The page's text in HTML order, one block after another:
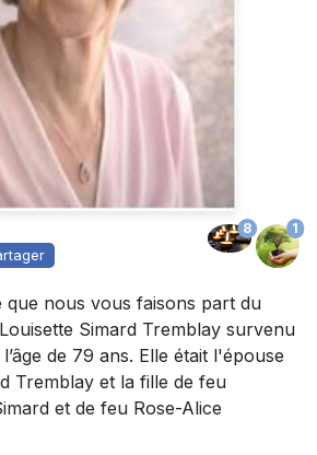
8 1
que nous vous faisons part du
Simard Tremblay survenu
de 79 ans. Elle était l'épouse
Tremblay et la fille de feu
et de feu Rose-Alice